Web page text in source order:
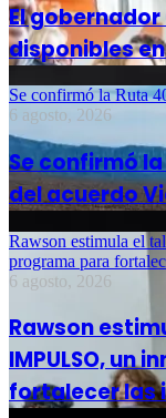
El
disponibles
Se confirmó la Ruta
6 agosto, 2026
Se confirmó
del acuerdo
Rawson estimula el
programa para
6 agosto, 2026
Rawson
IMPULSO, un
fortalecer las